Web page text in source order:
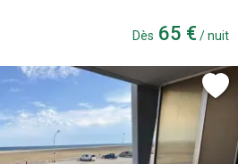
Dès 65 € / nuit